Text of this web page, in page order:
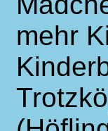
mehr